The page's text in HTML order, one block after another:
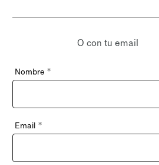
O con tu email
Nombre *
Email *